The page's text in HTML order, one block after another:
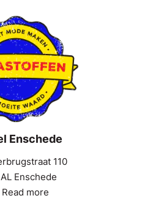
Enschede
110
Enschede
more